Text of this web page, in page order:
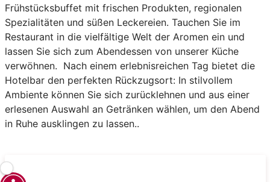
Frühstücksbuffet mit frischen Produkten, regionalen
Spezialitäten und süßen Leckereien. Tauchen Sie im
Restaurant in die vielfältige Welt der Aromen ein und
lassen Sie sich zum Abendessen von unserer Küche
verwöhnen. Nach einem erlebnisreichen Tag bietet die
Hotelbar den perfekten Rückzugsort: In stilvollem
Ambiente können Sie sich zurücklehnen und aus einer
erlesenen Auswahl an Getränken wählen, um den Abend
in Ruhe ausklingen zu lassen..